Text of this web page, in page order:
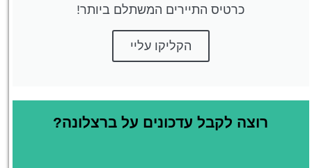
כרטיס התיירים המשתלם ביותר!
הקליקו עליי
רוצה לקבל עדכונים על ברצלונה?